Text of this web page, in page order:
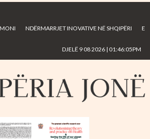
main
NDËRMARRJET INOVATIVE NË SHQIPËRI E
DJELË 9 08 2026 | 01:46:05PM